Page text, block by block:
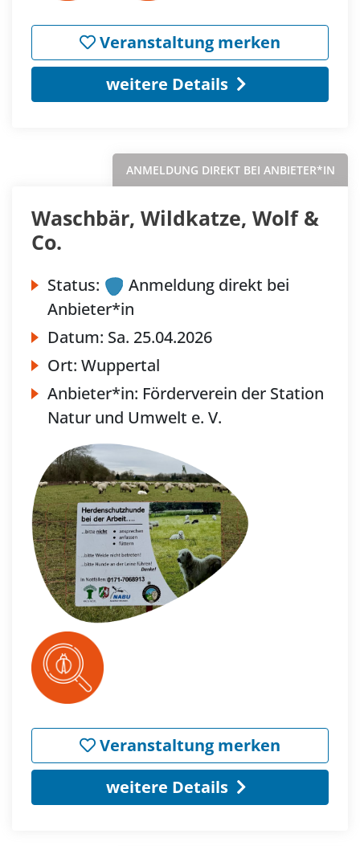
Veranstaltung merken
weitere Details
ANMELDUNG DIREKT BEI ANBIETER*IN
Waschbär, Wildkatze, Wolf &
Co.
Status:
Anmeldung direkt bei
Anbieter*in
Datum: Sa. 25.04.2026
Ort: Wuppertal
Anbieter*in: Förderverein der Station
Natur und Umwelt e. V.
Veranstaltung merken
weitere Details